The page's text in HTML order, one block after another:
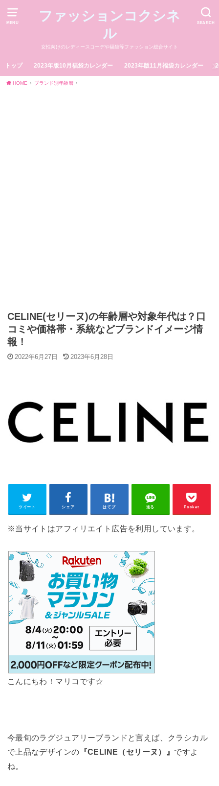
MENU SEARCH
ファッションコクシネ
ル
女性向けのレディースコーデや福袋等ファッション総合サイト
トップ 2023年版10月福袋カレンダー 2023年版11月福袋カレンダー
HOME ブランド別年齢層
CELINE(セリーヌ)の年齢層や対象年代は？口
コミや価格帯・系統などブランドイメージ情
報！
2022年6月27日 2023年6月28日
ツイート シェア はてブ 送る Pocket
※当サイトはアフィリエイト広告を利用しています。
こんにちわ！マリコです☆
今最旬のラグジュアリーブランドと言えば、クラシカル
で上品なデザインの 『CELINE（セリーヌ）』 ですよ
ね。